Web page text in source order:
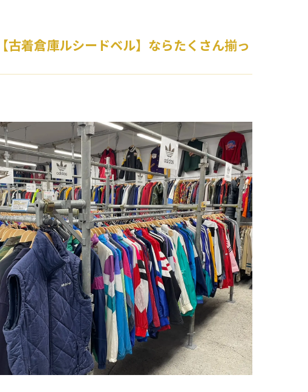
古着倉庫ルシードベル】ならたくさん揃っ